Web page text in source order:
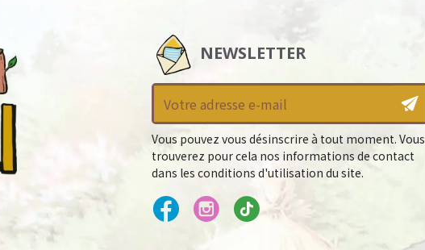
NEWSLETTER
Vous pouvez vous désinscrire à tout moment. Vous
trouverez pour cela nos informations de contact
dans les conditions d'utilisation du site.